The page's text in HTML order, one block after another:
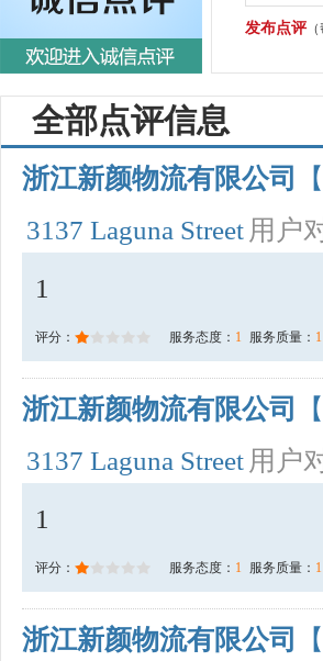
发布点评（
全部点评信息
浙江新颜物流有限公司
3137 Laguna Street 用户
1
评分： 服务态度： 1 服务质量： 1
浙江新颜物流有限公司
3137 Laguna Street 用户
1
评分： 服务态度： 1 服务质量： 1
浙江新颜物流有限公司